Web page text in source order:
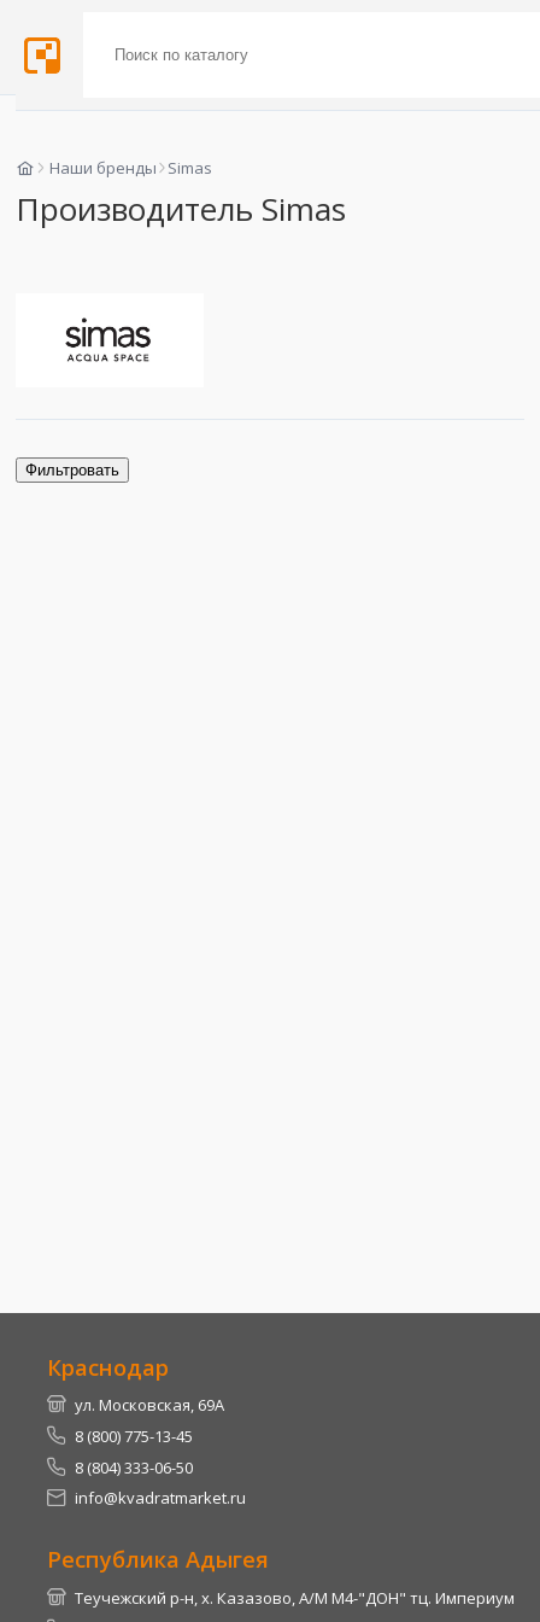
Наши бренды Simas
Производитель Simas
Фильтровать
Краснодар
ул. Московская, 69А
8 (800) 775-13-45
8 (804) 333-06-50
info@kvadratmarket.ru
Республика Адыгея
Теучежский р-н, х. Казазово, А/М М4-"ДОН" тц. Империум